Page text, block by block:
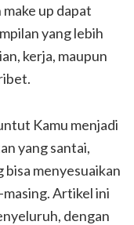
up dapat
yang lebih
kerja, maupun
Kamu menjadi
yang santai,
bisa menyesuaikan
Artikel ini
dengan